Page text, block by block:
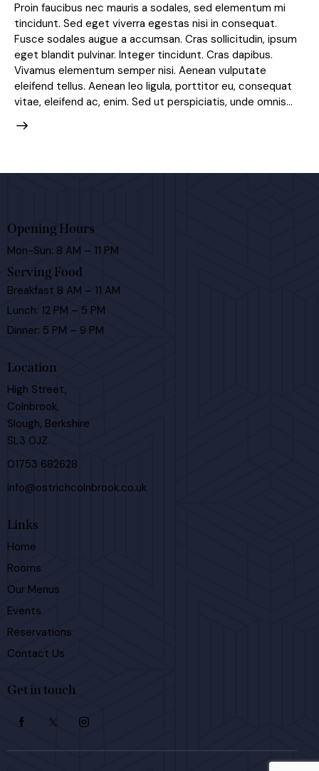
Proin faucibus nec mauris a sodales, sed elementum mi
tincidunt. Sed eget viverra egestas nisi in consequat.
Fusce sodales augue a accumsan. Cras sollicitudin, ipsum
eget blandit pulvinar. Integer tincidunt. Cras dapibus.
Vivamus elementum semper nisi. Aenean vulputate
eleifend tellus. Aenean leo ligula, porttitor eu, consequat
vitae, eleifend ac, enim. Sed ut perspiciatis, unde omnis…
Opening Hours
Mon-Sun: 8 AM – 11 PM
Serving Food
Breakfast 8 AM – 11 AM
Lunch: 12 PM – 5 PM
Dinner: 5 PM – 9 PM
Location
High Street,
Colnbrook,
Slough, Berkshire
SL3 0JZ
01753 682628
info@ostrichcolnbrook.co.uk
Links
Home
Rooms
Our Menus
Events
Reservations
Contact Us
Get in touch